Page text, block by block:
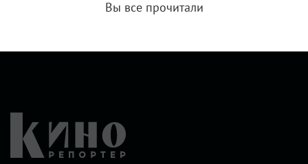
Вы все прочитали